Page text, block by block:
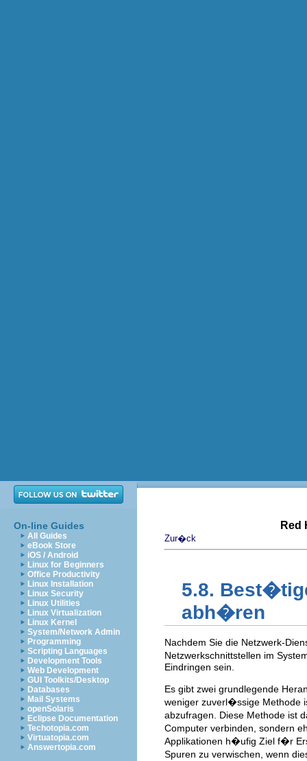
On-line Guides
All Guides
eBook Store
iOS / Android
Linux for Beginners
Office Productivity
Linux Installation
Linux Security
Linux Utilities
Linux Virtualization
Linux Kernel
System/Network Admin
Programming
Scripting Languages
Development Tools
Web Development
GUI Toolkits/Desktop
Databases
Mail Systems
openSolaris
Eclipse Documentation
Techotopia.com
Virtuatopia.com
Answertopia.com
Red
Zur�ck
5.8.
abh�ren
Nachdem Sie die Netzwerk-
Netzwerkschnittstellen im
Eindringen sein.
Es gibt zwei grundlegende
weniger zuverl�ssige Methode
abzufragen. Diese Methode ist
Computer verbinden, sondern
Applikationen h�ufig Ziel f�r
Spuren zu verwischen, wenn